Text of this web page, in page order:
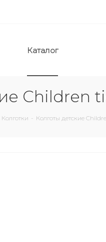
Каталог
Children
Колготки - Колготы детские